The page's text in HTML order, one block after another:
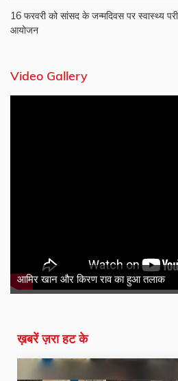
16 फरवरी को सांसद के जन्मदिवस पर स्वास्थ्य
आयोजन
Video Gallery
आमिर खान और किरण राव का हुआ तलाक
ख़बरें ज़रा हट के